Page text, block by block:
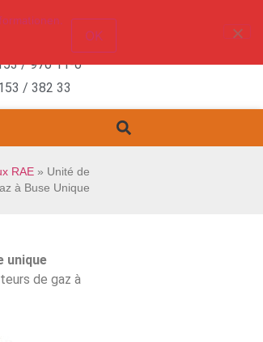
/ 970 11-0
/ 382 33
RAE » Unité de
à Buse Unique
unique
de gaz à
OK